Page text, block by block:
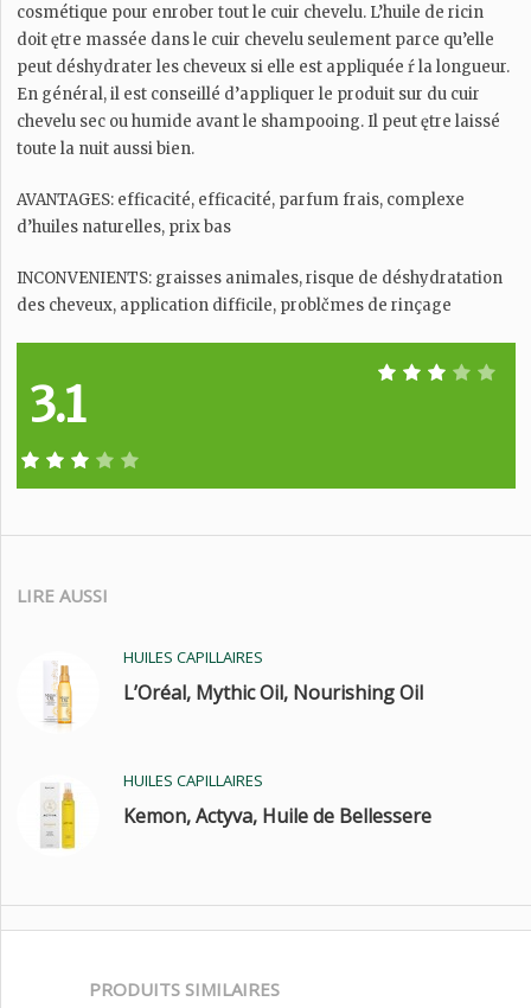
cosmétique pour enrober tout le cuir chevelu. L’huile de ricin
doit ętre massée dans le cuir chevelu seulement parce qu’elle
peut déshydrater les cheveux si elle est appliquée ŕ la longueur.
En général, il est conseillé d’appliquer le produit sur du cuir
chevelu sec ou humide avant le shampooing. Il peut ętre laissé
toute la nuit aussi bien.
AVANTAGES: efficacité, efficacité, parfum frais, complexe
d’huiles naturelles, prix bas
INCONVENIENTS: graisses animales, risque de déshydratation
des cheveux, application difficile, problčmes de rinçage
3.1
LIRE AUSSI
HUILES CAPILLAIRES
L’Oréal, Mythic Oil, Nourishing Oil
HUILES CAPILLAIRES
Kemon, Actyva, Huile de Bellessere
PRODUITS SIMILAIRES